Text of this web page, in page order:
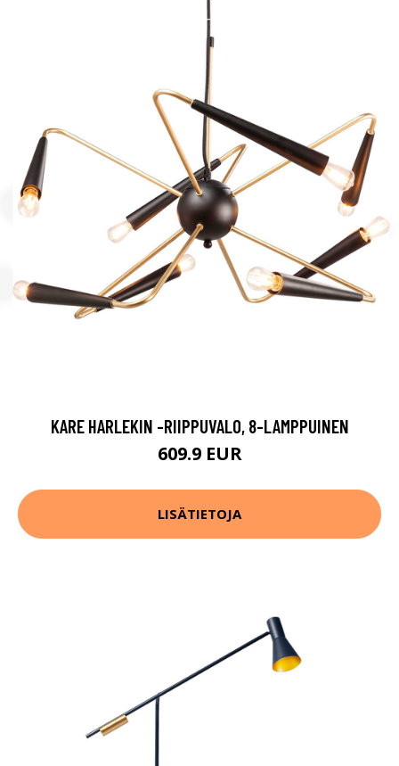
KARE HARLEKIN -RIIPPUVALO, 8-LAMPPUINEN
609.9 EUR
LISÄTIETOJA